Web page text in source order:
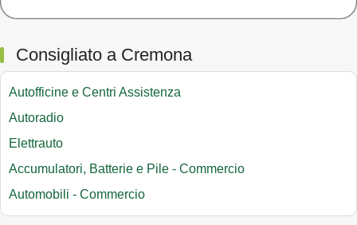
Consigliato a Cremona
Autofficine e Centri Assistenza
Autoradio
Elettrauto
Accumulatori, Batterie e Pile - Commercio
Automobili - Commercio